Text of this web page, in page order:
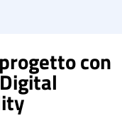
con